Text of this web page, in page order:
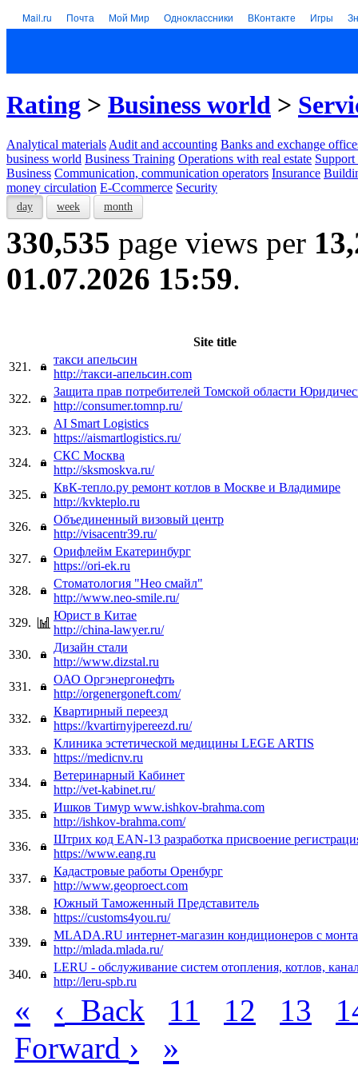
Mail.ru Почта Мой Мир Одноклассники ВКонтакте Игры
Rating > Business world >
Analytical materials Audit and accounting Banks and exchange
business world Business Training Operations with real estate Support
Business Communication, communication operators Insurance
money circulation E-Ccommerce Security
day week month
330,535 page views per
01.07.2026 15:59.
Site title
321.
такси апельсин
http://такси-апельсин.com
322.
Защита прав потребителей Томской области
http://consumer.tomnp.ru/
323.
AI Smart Logistics
https://aismartlogistics.ru/
324.
СКС Москва
http://sksmoskva.ru/
325.
КвК-тепло.ру ремонт котлов в Москве и Владимире
http://kvkteplo.ru
326.
Объединенный визовый центр
http://visacentr39.ru/
327.
Орифлейм Екатеринбург
https://ori-ek.ru
328.
Стоматология "Нео смайл"
http://www.neo-smile.ru/
329.
Юрист в Китае
http://china-lawyer.ru/
330.
Дизайн стали
http://www.dizstal.ru
331.
ОАО Оргэнергонефть
http://orgenergoneft.com/
332.
Квартирный переезд
https://kvartirnyjpereezd.ru/
333.
Клиника эстетической медицины LEGE ARTIS
https://medicnv.ru
334.
Ветеринарный Кабинет
http://vet-kabinet.ru/
335.
Ишков Тимур www.ishkov-brahma.com
http://ishkov-brahma.com/
336.
Штрих код EAN-13 разработка присвоение
https://www.eang.ru
337.
Кадастровые работы Оренбург
http://www.geoproect.com
338.
Южный Таможенный Представитель
https://customs4you.ru/
339.
MLADA.RU интернет-магазин кондиционеров с
http://mlada.mlada.ru/
340.
LERU - обслуживание систем отопления, котлов,
http://leru-spb.ru
« ‹ Back 11 12 13
Forward › »